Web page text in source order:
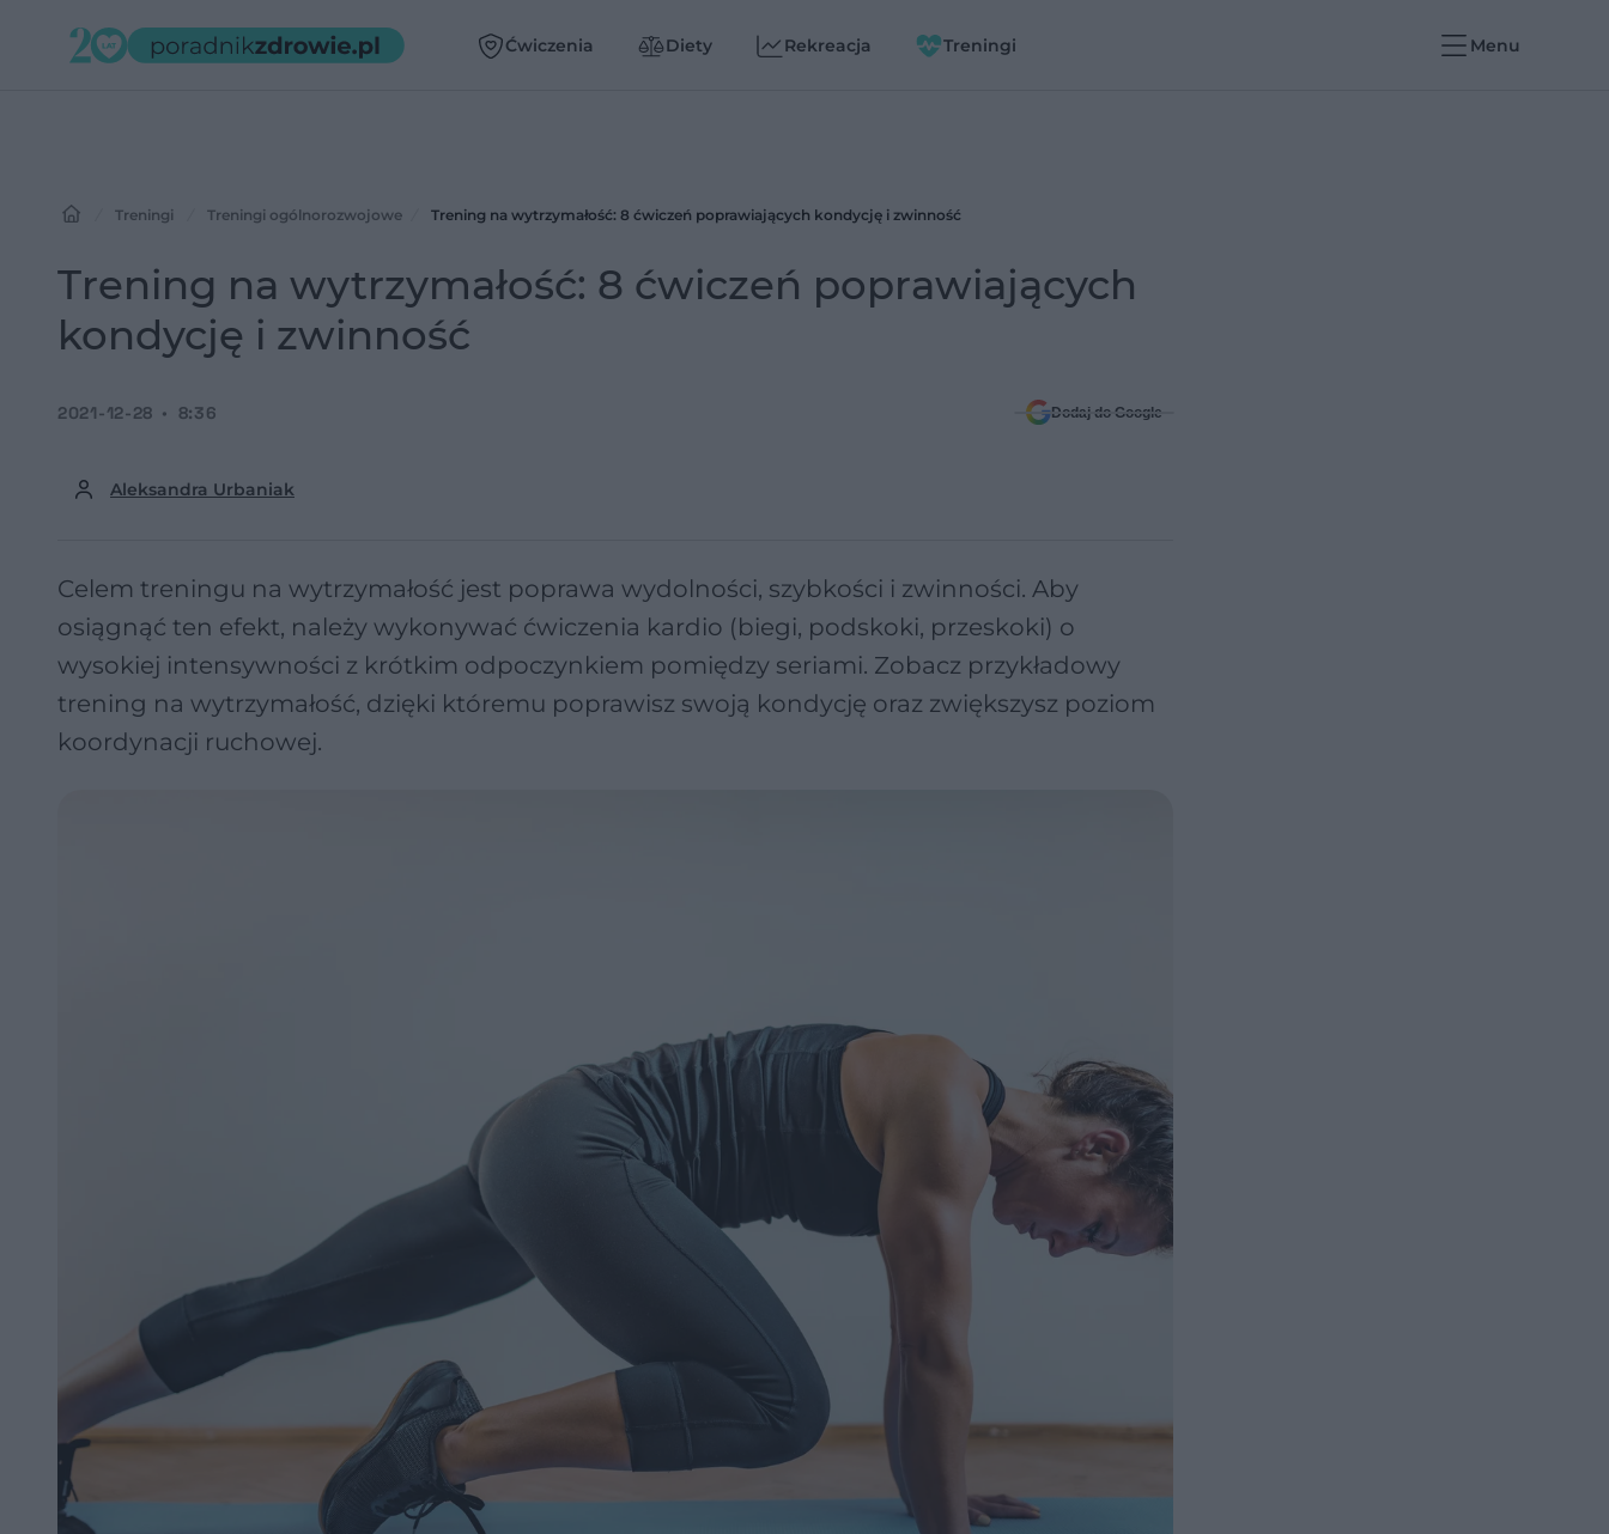
Ćwiczenia Diety Rekreacja Treningi Menu
Treningi Treningi ogólnorozwojowe Trening na wytrzymałość: 8 ćwiczeń poprawiających kondycję i zwinność
Trening na wytrzymałość: 8 ćwiczeń poprawiających
kondycję i zwinność
Aleksandra Urbaniak
2021-12-28 8:36 Dodaj do Google
Celem treningu na wytrzymałość jest poprawa wydolności, szybkości i zwinności. Aby
osiągnąć ten efekt, należy wykonywać ćwiczenia kardio (biegi, podskoki, przeskoki) o
wysokiej intensywności z krótkim odpoczynkiem pomiędzy seriami. Zobacz przykładowy
trening na wytrzymałość, dzięki któremu poprawisz swoją kondycję oraz zwiększysz poziom
koordynacji ruchowej.